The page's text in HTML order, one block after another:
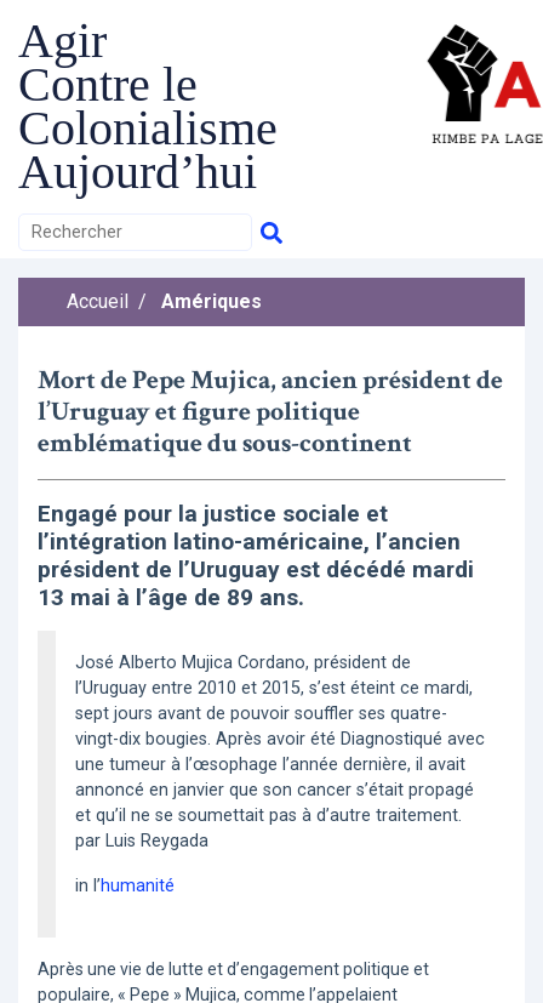
Agir
Contre le
Colonialisme
Aujourd’hui
Accueil / Amériques
Mort de Pepe Mujica, ancien président de
l’Uruguay et figure politique
emblématique du sous-continent
Engagé pour la justice sociale et
l’intégration latino-américaine, l’ancien
président de l’Uruguay est décédé mardi
13 mai à l’âge de 89 ans.
José Alberto Mujica Cordano, président de
l’Uruguay entre 2010 et 2015, s’est éteint ce mardi,
sept jours avant de pouvoir souffler ses quatre-
vingt-dix bougies. Après avoir été Diagnostiqué avec
une tumeur à l’œsophage l’année dernière, il avait
annoncé en janvier que son cancer s’était propagé
et qu’il ne se soumettait pas à d’autre traitement.
par Luis Reygada
in l’humanité
Après une vie de lutte et d’engagement politique et
populaire, « Pepe » Mujica, comme l’appelaient